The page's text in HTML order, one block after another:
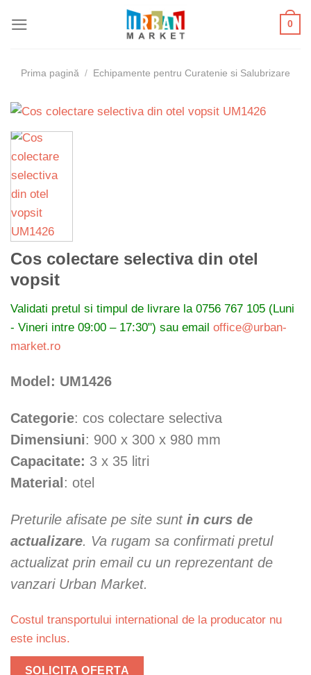
0
Prima pagină / Echipamente pentru Curatenie si Salubrizare
Cos colectare selectiva din otel
vopsit
Validati pretul si timpul de livrare la 0756 767 105 (Luni
- Vineri intre 09:00 – 17:30") sau email office@urban-
market.ro
Model: UM1426
Categorie: cos colectare selectiva
Dimensiuni: 900 x 300 x 980 mm
Capacitate: 3 x 35 litri
Material : otel
Preturile afisate pe site sunt in curs de
actualizare. Va rugam sa confirmati pretul
actualizat prin email cu un reprezentant de
vanzari Urban Market.
Costul transportului international de la producator nu
este inclus.
SOLICITA OFERTA